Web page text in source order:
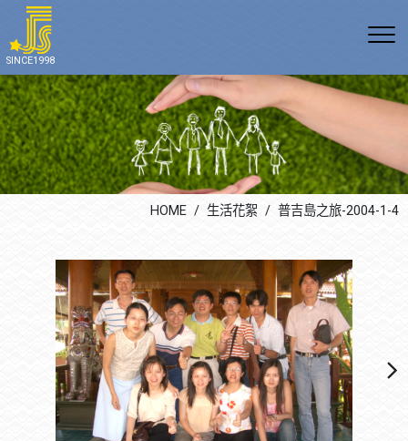
SINCE1998
公司沿革
組織架構
證照專利
勞安管理
E 環境
S 社會責任
G 公司治理
空調產品系列(多聯變頻空
調、冰水系統、熱泵空調)
空調工程系列
無塵室空調系統
機電及自動控制系統
無塵室空調
上市櫃公司
科技廠辦
公共工程
學術教育
通訊方式
最新消息
生活花絮
HOME 生活花絮 普吉島之旅-2004-1-4